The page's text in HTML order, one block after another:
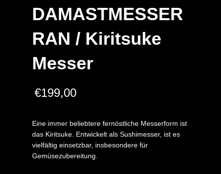
DAMASTMESSER
RAN / Kiritsuke
Messer
€199,00
Eine immer beliebtere fernöstliche Messerform ist
das Kiritsuke. Entwickelt als Sushimesser, ist es
vielfältig einsetzbar, insbesondere für
Gemüsezubereitung.